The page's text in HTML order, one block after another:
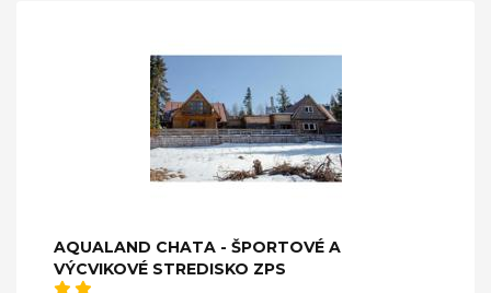
AQUALAND CHATA - ŠPORTOVÉ A
VÝCVIKOVÉ STREDISKO ZPS